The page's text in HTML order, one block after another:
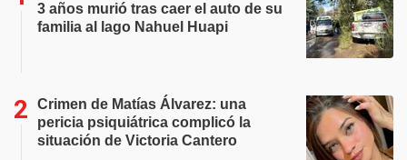
3 años murió tras caer el auto de su
familia al lago Nahuel Huapi
Crimen de Matías Álvarez: una
pericia psiquiátrica complicó la
situación de Victoria Cantero